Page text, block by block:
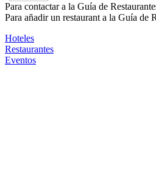
Para contactar a la Guía de
Para añadir un restaurant a la Guía de
Hoteles
Restaurantes
Eventos